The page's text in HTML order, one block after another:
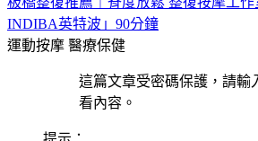
INDIBA英特波」90分鐘
運動按摩 醫療保健
這篇文章受密碼保護，請輸
看內容。